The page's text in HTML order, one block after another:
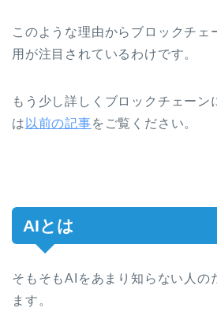
このような理由からブロックチェ
用が注目されているわけです。
もう少し詳しくブロックチェーン
は 以前の記事をご覧ください。
AIとは
そもそもAIをあまり知らない人の
ます。